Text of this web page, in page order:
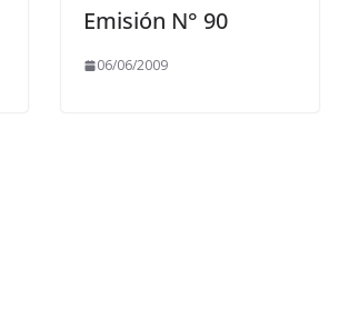
Emisión N° 90
06/06/2009